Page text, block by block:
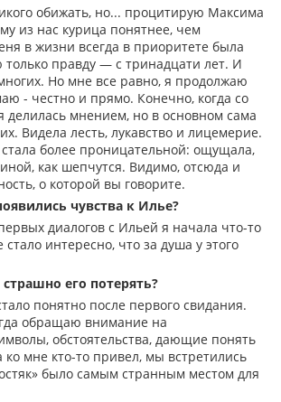
обижать, но... процитирую Максима
из нас курица понятнее, чем
в жизни всегда в приоритете была
только правду — с тринадцати лет. И
Но мне все равно, я продолжаю
- честно и прямо. Конечно, когда со
делилась мнением, но в основном сама
Видела лесть, лукавство и лицемерие.
более проницательной: ощущала,
как шепчутся. Видимо, отсюда и
о которой вы говорите.
чувства к Илье?
диалогов с Ильей я начала что-то
интересно, что за душа у этого
его потерять?
понятно после первого свидания.
обращаю внимание на
обстоятельства, дающие понять
ко мне кто-то привел, мы встретились
было самым странным местом для